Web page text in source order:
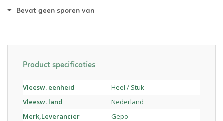
Bevat geen sporen van
Product specificaties
Vleesw. eenheid
Heel / Stuk
Vleesw. land
Nederland
Merk,Leverancier
Gepo